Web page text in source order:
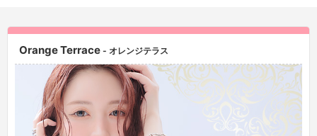
Orange Terrace - オレンジテラス